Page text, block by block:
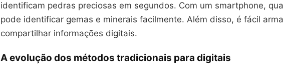
identificam pedras preciosas em segundos. Com um smartphone,
pode identificar gemas e minerais facilmente. Além disso, é fácil
compartilhar informações digitais.
A evolução dos métodos tradicionais para digitais